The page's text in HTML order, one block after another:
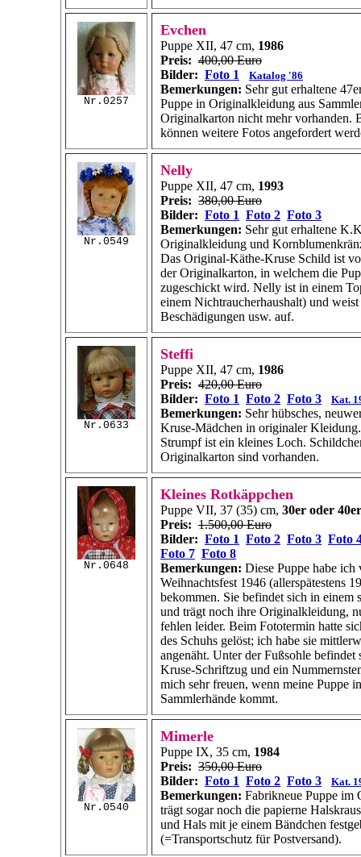
Nr.0257
Evchen
Puppe XII, 47 cm, 1986
Preis: 400,00 Euro
Bilder: Foto 1 Katalog '86
Bemerkungen: Sehr gut erhaltene
Puppe in Originalkleidung aus
Originalkarton nicht mehr vorhanden.
können weitere Fotos angefordert
Nr.0549
Nelly
Puppe XII, 47 cm, 1993
Preis: 380,00 Euro
Bilder: Foto 1 Foto 2 Foto 3
Bemerkungen: Sehr gut erhaltene
Originalkleidung und
Das Original-Käthe-Kruse Schild ist
der Originalkarton, in welchem die
zugeschickt wird. Nelly ist in einem
einem Nichtraucherhaushalt) und
Beschädigungen usw. auf.
Nr.0633
Steffi
Puppe XII, 47 cm, 1986
Preis: 420,00 Euro
Bilder: Foto 1 Foto 2 Foto 3 Kat.
Bemerkungen: Sehr hübsches,
Kruse-Mädchen in originaler
Strumpf ist ein kleines Loch.
Originalkarton sind vorhanden.
Nr.0648
Kleines Rotkäppchen
Puppe VII, 37 (35) cm, 30er oder
Preis: 1.500,00 Euro
Bilder: Foto 1 Foto 2 Foto 3 Foto
Foto 7 Foto 8
Bemerkungen: Diese Puppe habe
Weihnachtsfest 1946 (allerspätestens
bekommen. Sie befindet sich in einem
und trägt noch ihre Originalkleidung,
fehlen leider. Beim Fototermin hatte
des Schuhs gelöst; ich habe sie
angenäht. Unter der Fußsohle befindet
Kruse-Schriftzug und ein
mich sehr freuen, wenn meine Puppe
Sammlerhände kommt.
Nr.0540
Mimerle
Puppe IX, 35 cm, 1984
Preis: 350,00 Euro
Bilder: Foto 1 Foto 2 Foto 3 Kat.
Bemerkungen: Fabrikneue Puppe im
trägt sogar noch die papierne
und Hals mit je einem Bändchen
(=Transportschutz für Postversand).